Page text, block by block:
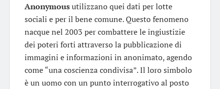
Anonymousutilizzano quei dati per lotte
sociali e per il bene comune. Questo fenomeno
nacque nel 2003 per combattere le ingiustizie
dei poteri forti attraverso la pubblicazione di
immagini e informazioni in anonimato, agendo
come “una coscienza condivisa”. Il loro simbolo
è un uomo con un punto interrogativo al posto